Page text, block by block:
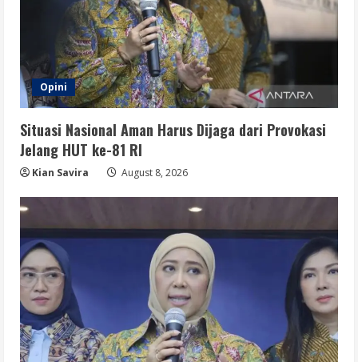
Opini
Situasi Nasional Aman Harus Dijaga dari Provokasi
Jelang HUT ke-81 RI
Kian Savira August 8, 2026